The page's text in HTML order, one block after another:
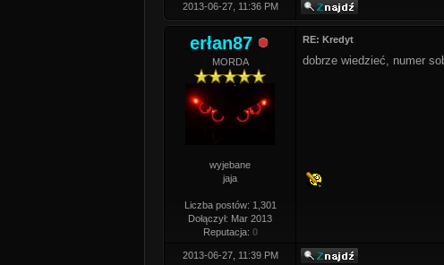
2013-06-27, 11:36 PM
erłan87
MORDA
wyjebane
jaja
Liczba postów: 1,301
Dołączył: Mar 2013
Reputacja: 0
RE: Kredyt
dobrze wiedzieć, numer
2013-06-27, 11:39 PM